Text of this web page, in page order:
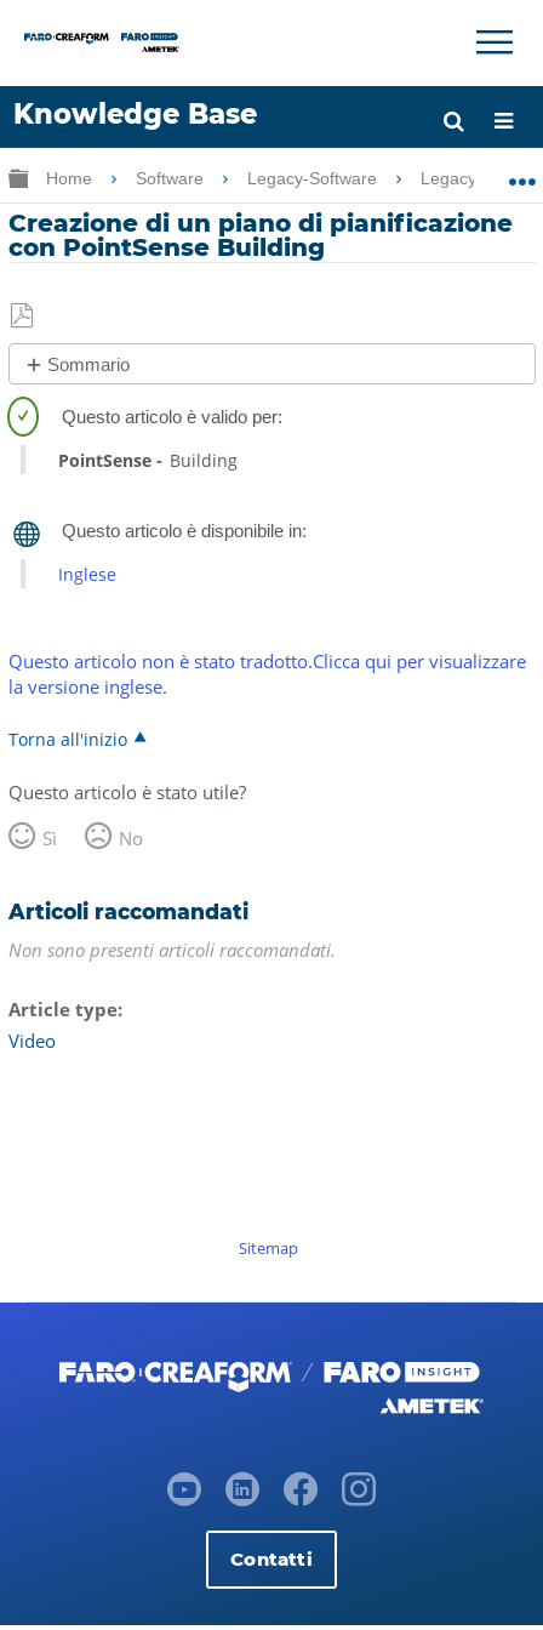
Knowledge Base
Lingua
Chiedere aiuto Accesso
×
Ingrandisci/riduci gerarchia globale
Home Software Legacy-Software Legacy-
Creazione di un piano di pianificazione
con PointSense Building
Salva
come
PDF
Sommario
No
intestazioni
PointSense Building
Inglese
Questo articolo non è stato tradotto.Clicca qui per visualizzare
la versione inglese.
Torna all'inizio
Questo articolo è stato utile?
Sì
No
Articoli raccomandati
Non sono presenti articoli raccomandati.
Article type
Video
Sitemap
Contatti